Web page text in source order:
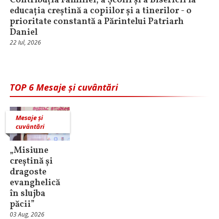
educația creștină a copiilor și a tinerilor - o
prioritate constantă a Părintelui Patriarh
Daniel
22 Iul, 2026
TOP 6 Mesaje și cuvântări
Mesaje și
cuvântări
„Misiune
creștină și
dragoste
evanghelică
în slujba
păcii”
03 Aug, 2026